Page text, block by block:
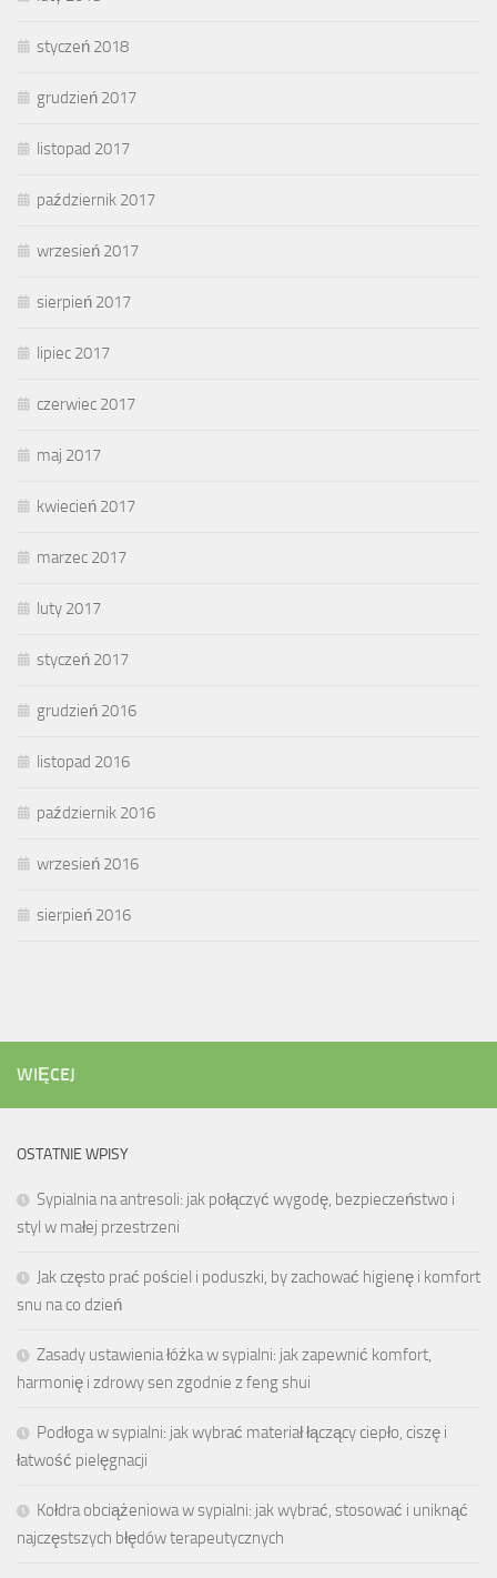
styczeń 2018
grudzień 2017
listopad 2017
październik 2017
wrzesień 2017
sierpień 2017
lipiec 2017
czerwiec 2017
maj 2017
kwiecień 2017
marzec 2017
luty 2017
styczeń 2017
grudzień 2016
listopad 2016
październik 2016
wrzesień 2016
sierpień 2016
WIĘCEJ
OSTATNIE WPISY
Sypialnia na antresoli: jak połączyć wygodę, bezpieczeństwo i
styl w małej przestrzeni
Jak często prać pościel i poduszki, by zachować higienę i komfort
snu na co dzień
Zasady ustawienia łóżka w sypialni: jak zapewnić komfort,
harmonię i zdrowy sen zgodnie z feng shui
Podłoga w sypialni: jak wybrać materiał łączący ciepło, ciszę i
łatwość pielęgnacji
Kołdra obciążeniowa w sypialni: jak wybrać, stosować i uniknąć
najczęstszych błędów terapeutycznych